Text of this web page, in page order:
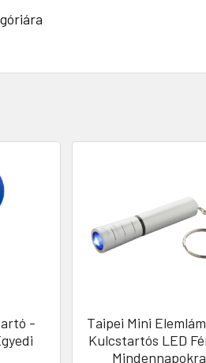
-
Taipei Mini
Kulcstartós LED
Mindennapokra